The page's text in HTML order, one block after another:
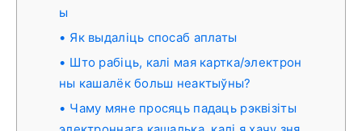
ы
Як выдаліць спосаб аплаты
Што рабіць, калі мая картка/электрон
ны кашалёк больш неактыўны?
Чаму мяне просяць падаць рэквізіты